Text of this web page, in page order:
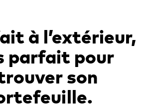
à l’extérieur,
parfait pour
son